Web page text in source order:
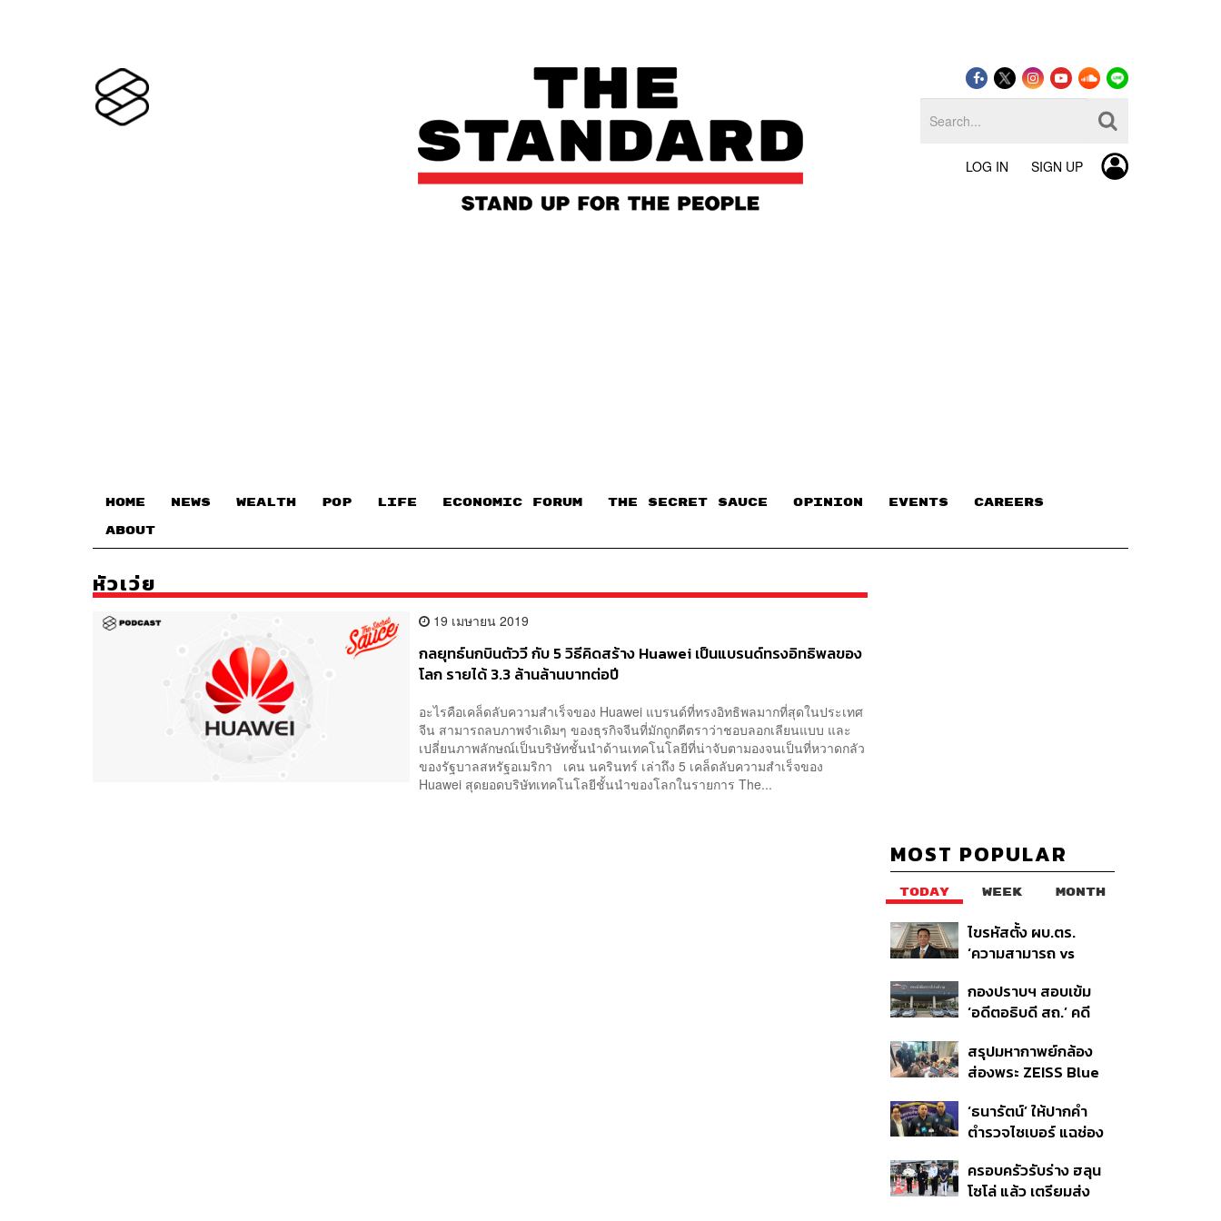
LOG IN SIGN UP
HOME NEWS WEALTH POP LIFE ECONOMIC FORUM THE SECRET SAUCE​ OPINION EVENTS CAREERS
ABOUT
หัวเว่ย
19 เมษายน 2019
กลยุทธ์นกบินตัววี กับ 5 วิธีคิดสร้าง Huawei เป็นแบรนด์ทรงอิทธิพลของ
โลก รายได้ 3.3 ล้านล้านบาทต่อปี
อะไรคือเคล็ดลับความสำเร็จของ Huawei แบรนด์ที่ทรงอิทธิพลมากที่สุดในประเทศ
จีน สามารถลบภาพจำเดิมๆ ของธุรกิจจีนที่มักถูกตีตราว่าชอบลอกเลียนแบบ และ
เปลี่ยนภาพลักษณ์เป็นบริษัทชั้นนำด้านเทคโนโลยีที่น่าจับตามองจนเป็นที่หวาดกลัว
ของรัฐบาลสหรัฐอเมริกา เคน นครินทร์ เล่าถึง 5 เคล็ดลับความสำเร็จของ
Huawei สุดยอดบริษัทเทคโนโลยีชั้นนำของโลกในรายการ The...
MOST POPULAR
TODAY WEEK MONTH
ไขรหัสตั้ง ผบ.ตร.
‘ความสามารถ vs
ปฏิรูปสีกากี กับ
พล.ต.อ. เอก อังสนา
กองปราบฯ สอบเข้ม
‘อดีตอธิบดี สถ.’ คดี
6 ข้อหาหนัก จ่อชง
ป.ป.ช. 12 ส.ค. นี้
สรุปมหากาพย์กล้อง
ส่องพระ ZEISS Blue
ผลิต 8.3 ล้าน สู่ข้อ
พิพาท ‘มาเวลล์ฯ’ ฟ้อง
หนี้-แอบระบุแบรนด์
‘ธนารัตน์’ ให้ปากคำ
ตำรวจไซเบอร์ แฉช่อง
ยันไร้นัยทางการเมือง
ครอบครัวรับร่าง ฮลุน
โซโล่ แล้ว เตรียมส่ง